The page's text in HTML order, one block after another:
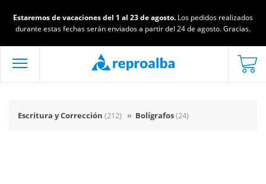
Estaremos de vacaciones del 1 al 23 de agosto. Los pedidos realizados
durante estas fechas serán enviados a partir del 24 de agosto. Gracias.
Escritura y Corrección (212) » Bolígrafos(24)